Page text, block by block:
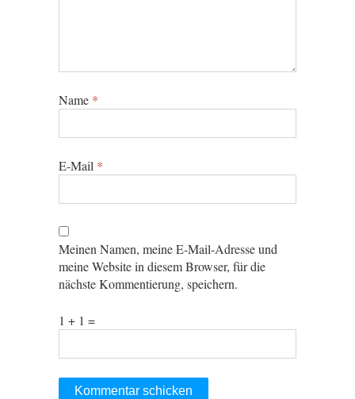
Name *
E-Mail *
Meinen Namen, meine E-Mail-Adresse und
meine Website in diesem Browser, für die
nächste Kommentierung, speichern.
1 + 1 =